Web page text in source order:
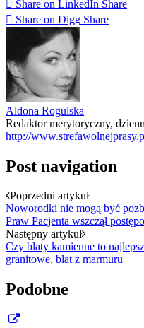
Share on LinkedIn Share
Share on Digg Share
Aldona Rogulska
Redaktor merytoryczny,
http://
Post navigation
Poprzedni artykuł
Noworodki nie mogą być
Praw Pacjenta wszczął
Następny artykuł
Czy blaty kamienne to
granitowe, blat z marmuru
Podobne